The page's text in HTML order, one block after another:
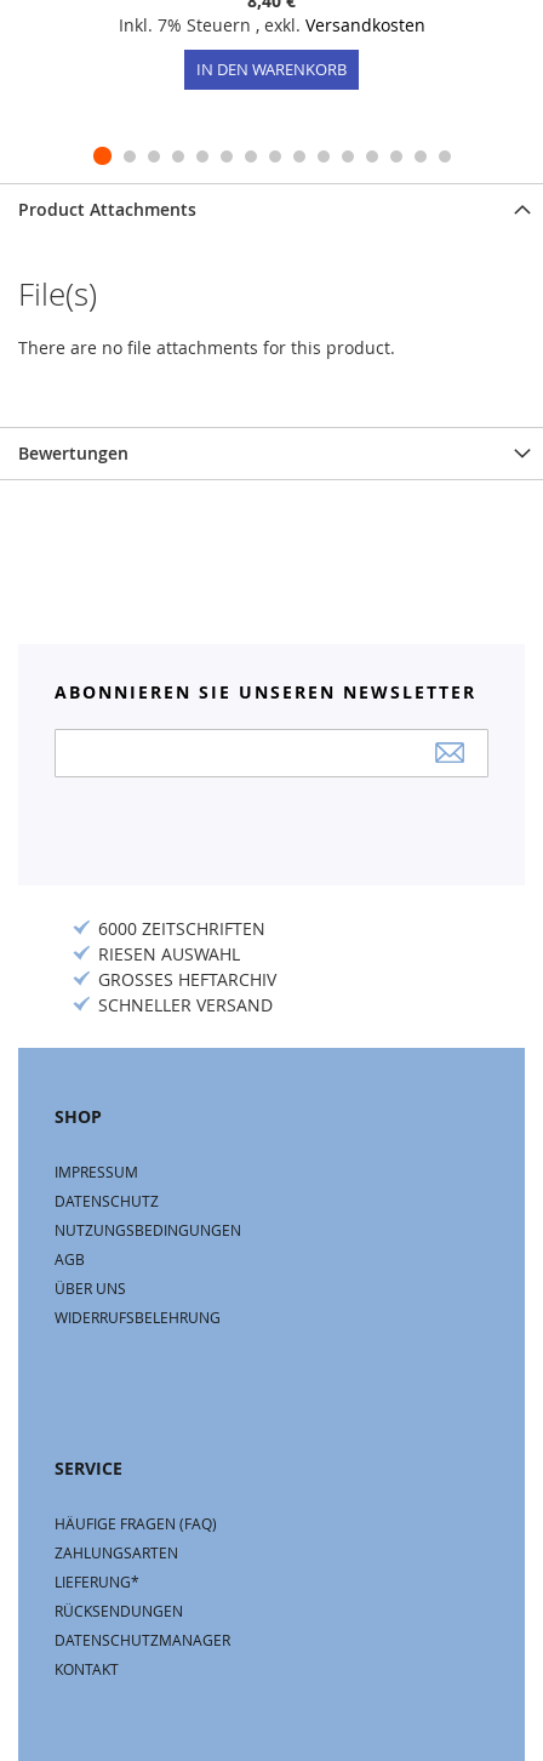
Inkl. 7% Steuern , exkl. Versandkosten
IN DEN WARENKORB
Product Attachments
File(s)
There are no file attachments for this product.
Bewertungen
ABONNIEREN SIE UNSEREN NEWSLETTER
Newsletter:
6000 ZEITSCHRIFTEN
RIESEN AUSWAHL
GROSSES HEFTARCHIV
SCHNELLER VERSAND
SHOP
IMPRESSUM
DATENSCHUTZ
NUTZUNGSBEDINGUNGEN
AGB
ÜBER UNS
WIDERRUFSBELEHRUNG
SERVICE
HÄUFIGE FRAGEN (FAQ)
ZAHLUNGSARTEN
LIEFERUNG*
RÜCKSENDUNGEN
DATENSCHUTZMANAGER
KONTAKT